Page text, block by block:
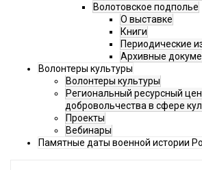
Волотовское подполье
О выставке
Книги
Периодические
Архивные
Волонтеры культуры
Волонтеры культуры
Региональный ресурсный
добровольчества в сфере
Проекты
Вебинары
Памятные даты военной истории